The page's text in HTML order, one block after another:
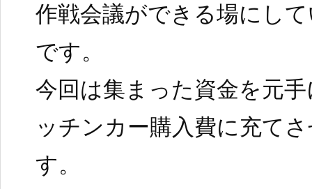
作戦会議ができる場にし
です。
今回は集まった資金を元
ッチンカー購入費に充て
す。